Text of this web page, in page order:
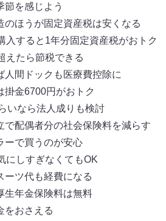
を感じよう
ほうが固定資産税は安くなる
すると1年分固定資産税がおトク
たら節税できる
間ドックも医療費控除に
金6700円がおトク
なら法人成りも検討
配偶者分の社会保険料を減らす
で買うのが安心
しすぎなくてもOK
ツ代も経費になる
年金保険料は無料
おさえる